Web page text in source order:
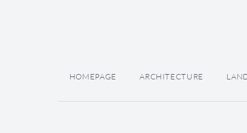
HOMEPAGE ARCHITECTURE